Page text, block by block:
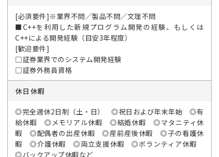
[必須要件]※業界不問／製品不問／文理不問
■C++を利用した新規プログラム開発の経験、もしくは
C++による開発経験（目安3年程度）
[歓迎要件]
□証券業界でのシステム開発経験
□証券外務員資格
休日休暇
◎完全週休2日制（土・日） ◎祝日および年末年始 ◎有
給休暇 ◎メモリアル休暇 ◎結婚休暇 ◎マタニティ休
暇 ◎配偶者の出産休暇 ◎産前産後休暇 ◎子の看護休
暇 ◎介護休暇 ◎両立支援休暇 ◎ボランティア休暇
◎バックアップ休暇など